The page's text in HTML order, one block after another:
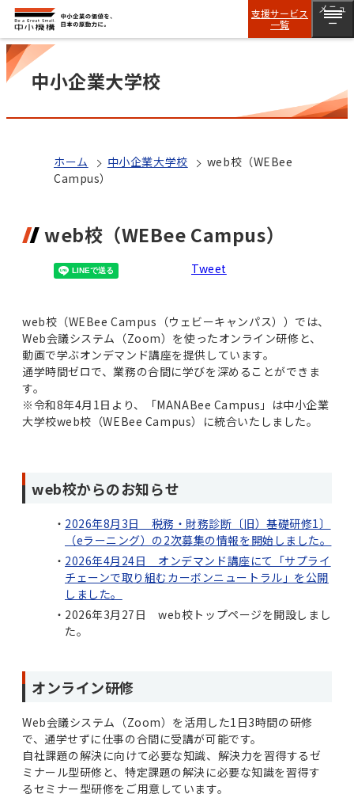
支援サービス
一覧
メニュ
ー
中小企業大学校
ホーム 中小企業大学校
web校（WEBee
Campus）
web校（WEBee Campus）
Tweet
web校（WEBee Campus（ウェビーキャンパス））では、
Web会議システム（Zoom）を使ったオンライン研修と、
動画で学ぶオンデマンド講座を提供しています。
通学時間ゼロで、業務の合間に学びを深めることができま
す。
※令和8年4月1日より、「MANABee Campus」は中小企業
大学校web校（WEBee Campus）に統合いたしました。
web校からのお知らせ
2026年8月3日 税務・財務診断〔旧）基礎研修1〕
（eラーニング）の2次募集の情報を開始しました。
2026年4月24日 オンデマンド講座にて「サプライ
チェーンで取り組むカーボンニュートラル」を公開
しました。
2026年3月27日 web校トップページを開設しまし
た。
オンライン研修
Web会議システム（Zoom）を活用した1日3時間の研修
で、通学せずに仕事の合間に受講が可能です。
自社課題の解決に向けて必要な知識、解決力を習得するゼ
ミナール型研修と、特定課題の解決に必要な知識を習得す
るセミナー型研修をご用意しています。